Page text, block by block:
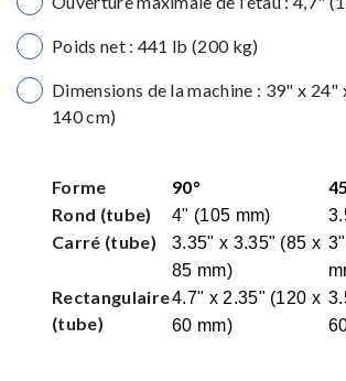
Poids net : 441 lb (200 kg)
Dimensions de la machine : 39" x
140 cm)
Forme 90°
Rond (tube)
4" (105 mm)
Carré (tube)
3.35" x 3.35" (85 x
85 mm)
Rectangulaire
(tube)
4.7" x 2.35" (120 x
60 mm)